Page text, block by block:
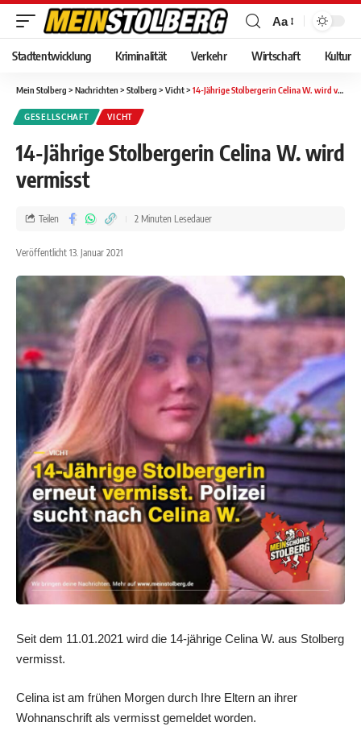
Aa
Stadtentwicklung Kriminalität Verkehr Wirtschaft Kultur
Mein Stolberg > Nachrichten > Stolberg > Vicht> 14-Jährige Stolbergerin Celina W. wird vermisst
GESELLSCHAFT VICHT
14-Jährige Stolbergerin Celina W. wird
vermisst
Veröffentlicht 13. Januar 2021
Teilen 2 Minuten Lesedauer
Seit dem 11.01.2021 wird die 14-jährige Celina W. aus Stolberg
vermisst.
Celina ist am frühen Morgen durch Ihre Eltern an ihrer
Wohnanschrift als vermisst gemeldet worden.